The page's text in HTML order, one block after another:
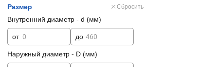
Размер Сбросить
Внутренний диаметр - d (мм)
от до
Наружный диаметр - D (мм)